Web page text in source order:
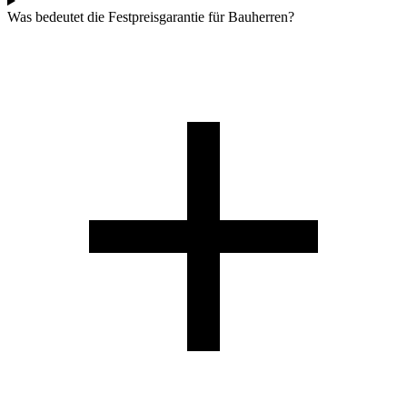
Was bedeutet die Festpreisgarantie für Bauherren?